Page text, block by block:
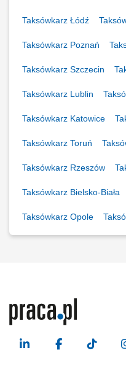
Taksówkarz Łódź
Taksówkarz Poznań
Taksówkarz Szczecin
Taksówkarz Lublin
Taksówkarz Katowice
Taksówkarz Toruń
Taksówkarz Rzeszów
Taksówkarz Bielsko-Biała
Taksówkarz Opole